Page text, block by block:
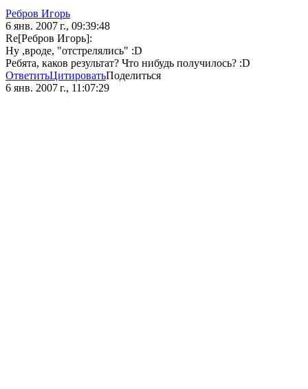
Ребров Игорь
6 янв. 2007 г., 09:39:48
Re[Ребров Игорь]:
Ну ,вроде, "отстрелялись" :D
Ребята, каков результат? Что нибудь получилось? :D
ОтветитьЦитироватьПоделиться
6 янв. 2007 г., 11:07:29